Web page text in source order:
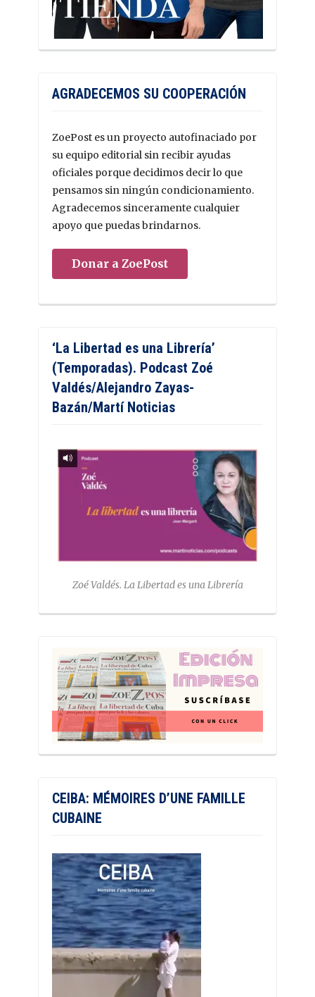
AGRADECEMOS SU COOPERACIÓN
ZoePost es un proyecto autofinaciado por
su equipo editorial sin recibir ayudas
oficiales porque decidimos decir lo que
pensamos sin ningún condicionamiento.
Agradecemos sinceramente cualquier
apoyo que puedas brindarnos.
Donar a ZoePost
‘La Libertad es una Librería’
(Temporadas). Podcast Zoé
Valdés/Alejandro Zayas-
Bazán/Martí Noticias
Zoé Valdés. La Libertad es una Librería
CEIBA: MÉMOIRES D’UNE FAMILLE
CUBAINE